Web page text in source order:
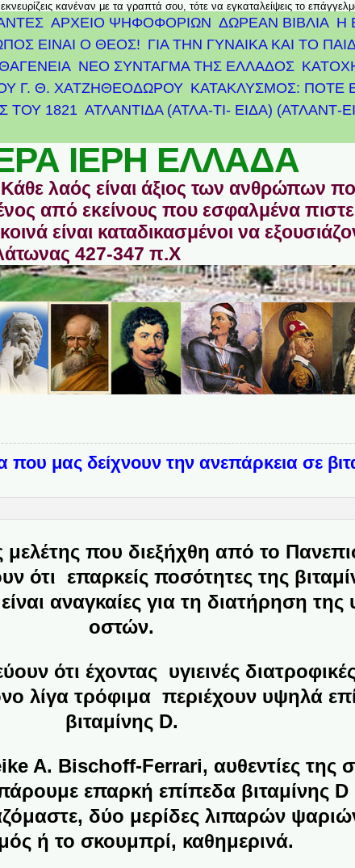
κανέναν με τα γραπτά σου, τότε να εγκαταλείψεις το
ΑΡΧΕΊΟ ΨΗΦΟΦΟΡΙΏΝ ΔΩΡΕΑΝ ΒΙΒΛΙΑ Η
ΕΙΝΑΙ Ο ΘΕΟΣ! ΓΙΑ ΤΗΝ ΓΥΝΑΙΚΑ ΚΑΙ ΤΟ
ΝΕΟ ΣΥΝΤΑΓΜΑ ΤΗΣ ΕΛΛΑΔΟΣ
Γ. Θ. ΧΑΤΖΗΘΕΟΔΩΡΟΥ ΚΑΤΑΚΛΥΣΜΟΣ: ΠΟΤΕ
ΤΟΥ 1821 ΑΤΛΑΝΤΊΔΑ (ΑΤΛΑ-ΤΙ- ΕΙΔΑ) (ΑΤΛΑΝΤ-
ΙΕΡΗ ΕΛΛΑΔΑ
λαός είναι άξιος των ανθρώπων
από εκείνους που εσφαλμένα
είναι καταδικασμένοι να
427-347 π.Χ
μας δείχνουν την ανεπάρκεια σε
που διεξήχθη από το
ότι επαρκείς ποσότητες της
αναγκαίες για τη διατήρηση της
οστών.
ότι έχοντας υγιεινές
λίγα τρόφιμα περιέχουν υψηλά
βιταμίνης D.
A. Bischoff-Ferrari, αυθεντίες της
επαρκή επίπεδα βιταμίνης
δύο μερίδες λιπαρών
ή το σκουμπρί, καθημερινά.